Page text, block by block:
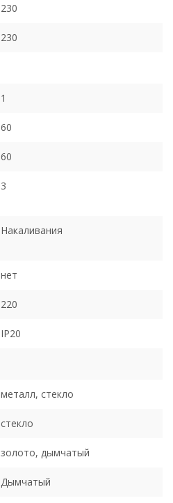
230
230
1
60
60
3
Накаливания
нет
220
IP20
металл, стекло
стекло
золото, дымчатый
Дымчатый